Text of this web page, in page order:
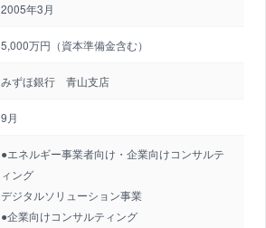
2005年3月
5,000万円（資本準備金含む）
みずほ銀行 青山支店
9月
●エネルギー事業者向け・企業向けコンサルテ
ィング
デジタルソリューション事業
●企業向けコンサルティング